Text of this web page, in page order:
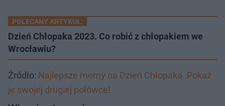
POLECANY ARTYKUŁ:
Dzień Chłopaka 2023. Co robić z chłopakiem we
Wrocławiu?
Źródło: Najlepsze memy na Dzień Chłopaka. Pokaż
je swojej drugiej połówce!